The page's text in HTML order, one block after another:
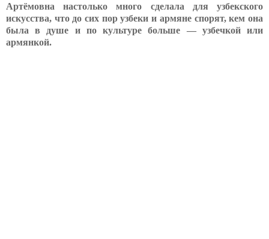
Артёмовна настолько много сделала для узбекского
искусства, что до сих пор узбеки и армяне спорят, кем она
была в душе и по культуре больше — узбечкой или
армянкой.